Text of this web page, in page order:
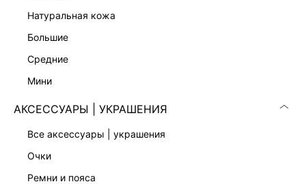
натуральная кожа
большие
средние
мини
АКСЕССУАРЫ | УКРАШЕНИЯ
все аксессуары | украшения
очки
ремни и пояса
БЛУЗКА ИЗ ЖАККАРДА ТОП-ХАЛТЕР С БАНТАМИ